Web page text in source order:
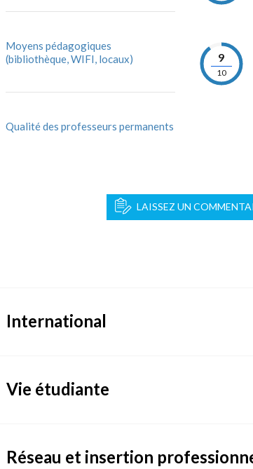
Moyens pédagogiques
(bibliothèque, WIFI, locaux)
Qualité des professeurs permanents
9
10
LAISSEZ UN
International
Vie étudiante
Réseau et insertion